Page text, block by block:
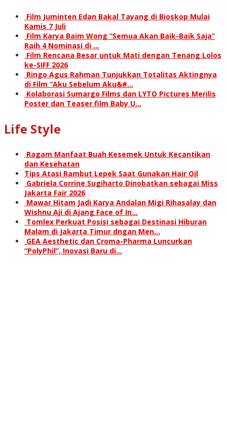
Film Juminten Edan Bakal Tayang di Bioskop Mulai
Kamis 7 Juli
Film Karya Baim Wong “Semua Akan Baik-Baik Saja”
Raih 4 Nominasi di …
Film Rencana Besar untuk Mati dengan Tenang Lolos
ke-SIFF 2026
Ringo Agus Rahman Tunjukkan Totalitas Aktingnya
di Film “Aku Sebelum Aku&#…
Kolaborasi Sumargo Films dan LYTO Pictures Merilis
Poster dan Teaser film Baby U…
Life Style
Ragam Manfaat Buah Kesemek Untuk Kecantikan
dan Kesehatan
Tips Atasi Rambut Lepek Saat Gunakan Hair Oil
Gabriela Corrine Sugiharto Dinobatkan sebagai Miss
Jakarta Fair 2026
Mawar Hitam Jadi Karya Andalan Migi Rihasalay dan
Wishnu Aji di Ajang Face of In…
Tomlex Perkuat Posisi sebagai Destinasi Hiburan
Malam di Jakarta Timur dngan Men…
GEA Aesthetic dan Croma-Pharma Luncurkan
“PolyPhil”, Inovasi Baru di…